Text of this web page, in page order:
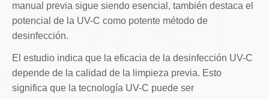
manual previa sigue siendo esencial, también destaca el
potencial de la UV-C como potente método de
desinfección.
El estudio indica que la eficacia de la desinfección UV-C
depende de la calidad de la limpieza previa. Esto
significa que la tecnología UV-C puede ser